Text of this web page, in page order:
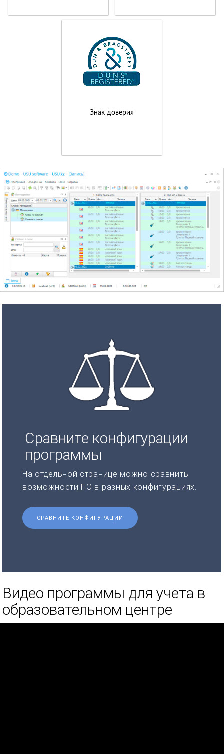
Знак доверия
Сравните конфигурации
программы
На отдельной странице можно сравнить
возможности ПО в разных конфигурациях.
СРАВНИТЕ КОНФИГУРАЦИИ
Видео программы для учета в
образовательном центре